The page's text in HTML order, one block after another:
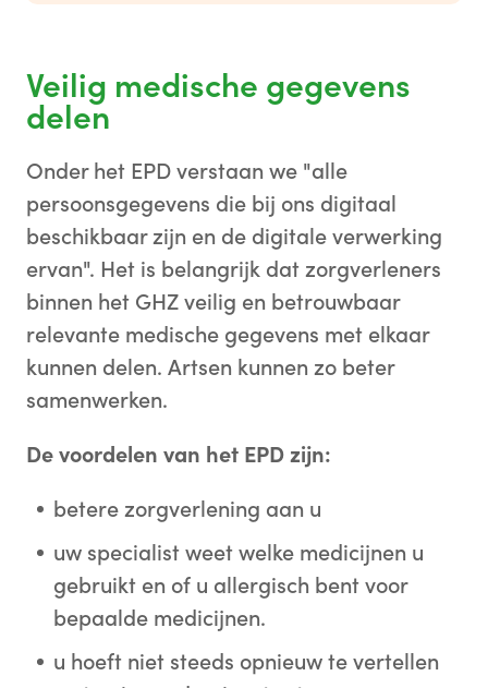
Veilig medische gegevens
delen
Onder het EPD verstaan we "alle
persoonsgegevens die bij ons digitaal
beschikbaar zijn en de digitale verwerking
ervan". Het is belangrijk dat zorgverleners
binnen het GHZ veilig en betrouwbaar
relevante medische gegevens met elkaar
kunnen delen. Artsen kunnen zo beter
samenwerken.
De voordelen van het EPD zijn:
betere zorgverlening aan u
uw specialist weet welke medicijnen u
gebruikt en of u allergisch bent voor
bepaalde medicijnen.
u hoeft niet steeds opnieuw te vertellen